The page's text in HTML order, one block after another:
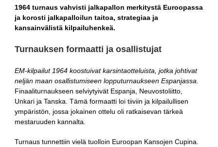
1964 turnaus vahvisti jalkapallon merkitystä Euroopassa
ja korosti jalkapalloilun taitoa, strategiaa ja
kansainvälistä kilpailuhenkeä.
Turnauksen formaatti ja osallistujat
EM-kilpailut 1964 koostuivat karsintaotteluista, jotka johtivat
neljän maan osallistumiseen lopputurnaukseen Espanjassa.
Finaaliturnaukseen selviytyivät Espanja, Neuvostoliitto,
Unkari ja Tanska. Tämä formaatti loi tiiviin ja kilpailullisen
ympäristön, jossa jokainen ottelu oli ratkaisevan tärkeä
mestaruuden kannalta.
Turnaus tunnettiin vielä tuolloin Euroopan Kansojen Cupina.